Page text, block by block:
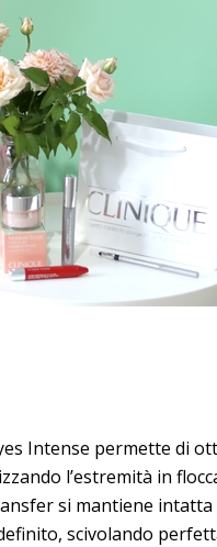
Intense permette di
l’estremità in
si mantiene
scivolando